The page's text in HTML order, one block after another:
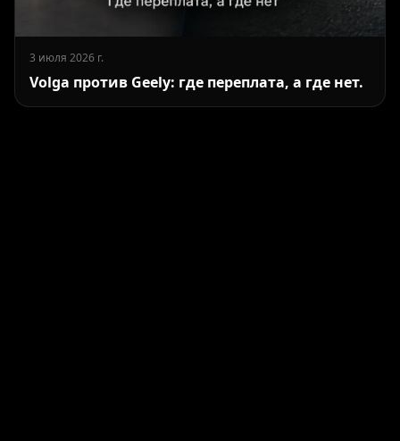
3 июля 2026 г.
Volga против Geely: где переплата, а где нет.